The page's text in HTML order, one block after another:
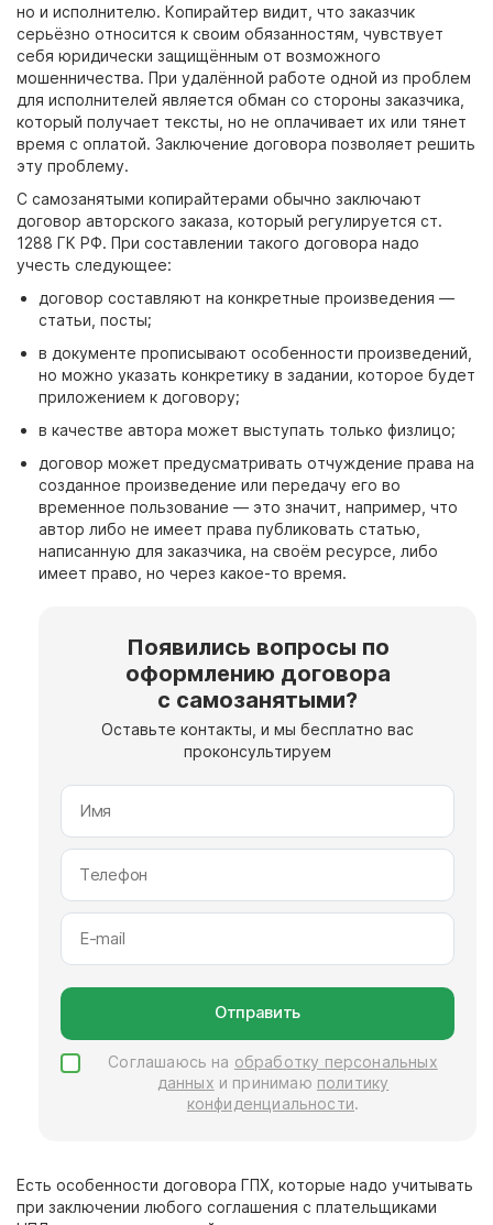
но и исполнителю. Копирайтер видит, что заказчик
серьёзно относится к своим обязанностям, чувствует
себя юридически защищённым от возможного
мошенничества. При удалённой работе одной из проблем
для исполнителей является обман со стороны заказчика,
который получает тексты, но не оплачивает их или тянет
время с оплатой. Заключение договора позволяет решить
эту проблему.
С самозанятыми копирайтерами обычно заключают
договор авторского заказа, который регулируется ст.
1288 ГК РФ. При составлении такого договора надо
учесть следующее:
договор составляют на конкретные произведения —
статьи, посты;
в документе прописывают особенности произведений,
но можно указать конкретику в задании, которое будет
приложением к договору;
в качестве автора может выступать только физлицо;
договор может предусматривать отчуждение права на
созданное произведение или передачу его во
временное пользование — это значит, например, что
автор либо не имеет права публиковать статью,
написанную для заказчика, на своём ресурсе, либо
имеет право, но через какое-то время.
Появились вопросы по
оформлению договора
с самозанятыми?
Оставьте контакты, и мы бесплатно вас
проконсультируем
Отправить
Соглашаюсь на обработку персональных
данных и принимаю политику
конфиденциальности.
Есть особенности договора ГПХ, которые надо учитывать
при заключении любого соглашения с плательщиками